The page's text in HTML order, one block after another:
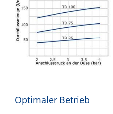
Optimaler Betrieb